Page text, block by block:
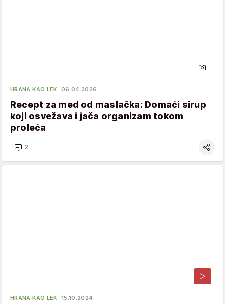
HRANA KAO LEK 06.04.2026.
Recept za med od maslačka: Domaći sirup
koji osvežava i jača organizam tokom
proleća
2
HRANA KAO LEK 15.10.2024.